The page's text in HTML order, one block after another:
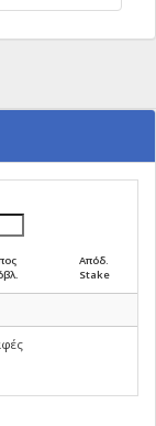
Απόδ.
Stake